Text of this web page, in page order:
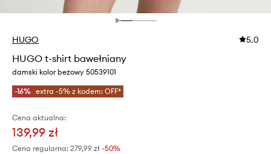
HUGO 5.0
HUGO t-shirt bawełniany
damski kolor beżowy 50539101
-16% extra -5% z kodem: OFF*
Cena aktualna:
139,99 zł
Cena regularna: 279,99 zł -50%